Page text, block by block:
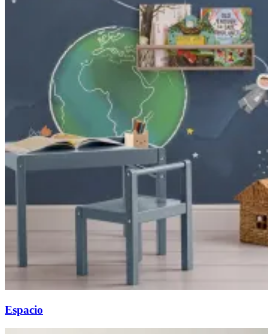
Espacio